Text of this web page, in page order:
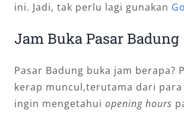
ini. Jadi, tak perlu lagi gunakan
Jam Buka Pasar Badung
Pasar Badung buka jam berapa?
kerap muncul,terutama dari
ingin mengetahui opening hours